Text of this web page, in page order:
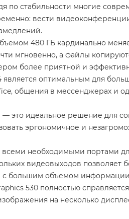
по стабильности многие
вести
480 ГБ кардинально
мгновенно, а файлы
более приятной и
оптимальным для
общения в мессенджерах и
— это идеальное решение для
эргономичное и
необходимыми портами
видеовыходов позволяет
с большим объемом
530 полностью
на несколько